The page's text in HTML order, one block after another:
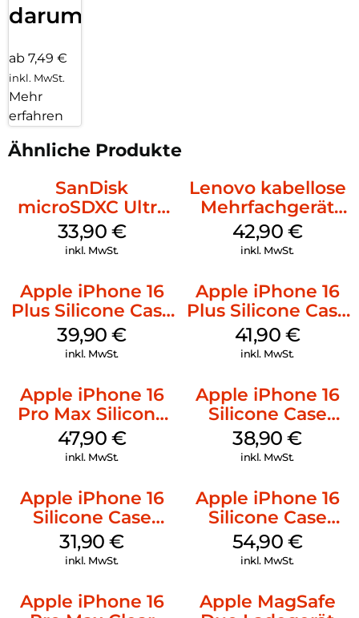
darum!
ab 7,49 €
inkl. MwSt.
Mehr
erfahren
Ähnliche Produkte
SanDisk
microSDXC Ultra
128 GB + Adapter
Mobile
33,90 €
inkl. MwSt.
Lenovo kabellose
Mehrfachgerät
Luna Grey
42,90 €
inkl. MwSt.
Apple iPhone 16
Plus Silicone Case
MagSafe Plum
39,90€
inkl. MwSt.
Apple iPhone 16
Plus Silicone Case
MagSafe Stone
Gray
41,90 €
inkl. MwSt.
Apple iPhone 16
Pro Max Silicone
Case MagSafe
Black
47,90 €
inkl. MwSt.
Apple iPhone 16
Silicone Case
MagSafe
Ultramarine
38,90€
inkl. MwSt.
Apple iPhone 16
Silicone Case
MagSafe Fuchsia
31,90€
inkl. MwSt.
Apple iPhone 16
Silicone Case
MagSafe Black
54,90 €
inkl. MwSt.
Apple iPhone 16
Apple MagSafe